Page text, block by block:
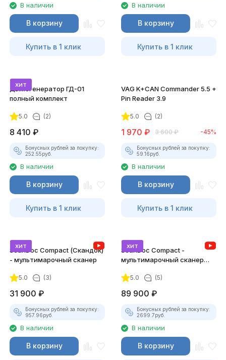
В наличии
В корзину
Купить в 1 клик
В наличии
В корзину
Купить в 1 клик
хит
Дымогенератор ГД-01
полный комплект
5.0 (2)
8 410 ₽
Бонусных рублей за покупку:
252.55руб.
В наличии
В корзину
Купить в 1 клик
VAG K+CAN Commander 5.5 +
Pin Reader 3.9
5.0 (2)
1 970 ₽ 3 600 ₽ -45%
Бонусных рублей за покупку:
59.16руб.
В наличии
В корзину
Купить в 1 клик
хит
ScanDoc Compact (Скандок)
- мультимарочный сканер
5.0 (3)
31 900 ₽
Бонусных рублей за покупку:
957.96руб.
В наличии
В корзину
хит
ScanDoc Compact -
мультимарочный сканер
5.0 (5)
89 900 ₽
Бонусных рублей за покупку:
2699.7руб.
В наличии
В корзину